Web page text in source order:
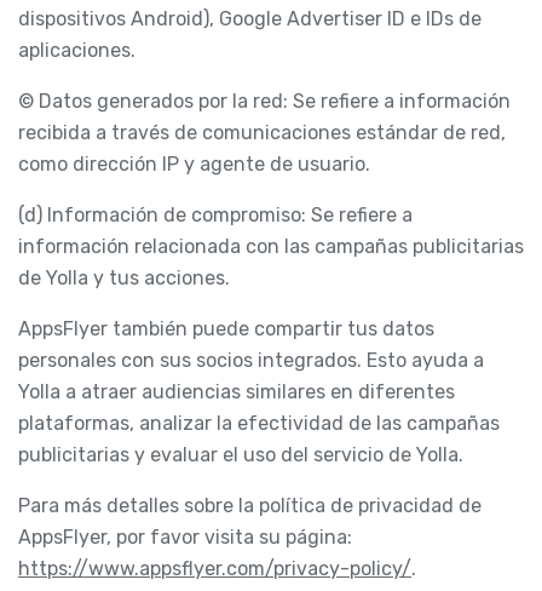
dispositivos Android), Google Advertiser ID e IDs de
aplicaciones.
© Datos generados por la red: Se refiere a información
recibida a través de comunicaciones estándar de red,
como dirección IP y agente de usuario.
(d) Información de compromiso: Se refiere a
información relacionada con las campañas publicitarias
de Yolla y tus acciones.
AppsFlyer también puede compartir tus datos
personales con sus socios integrados. Esto ayuda a
Yolla a atraer audiencias similares en diferentes
plataformas, analizar la efectividad de las campañas
publicitarias y evaluar el uso del servicio de Yolla.
Para más detalles sobre la política de privacidad de
AppsFlyer, por favor visita su página:
https://www.appsflyer.com/privacy-policy/.